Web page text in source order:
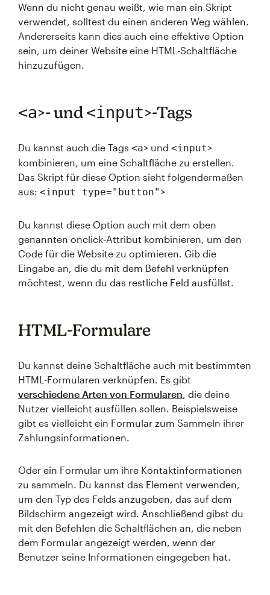
Wenn du nicht genau weißt, wie man ein Skript
verwendet, solltest du einen anderen Weg wählen.
Andererseits kann dies auch eine effektive Option
sein, um deiner Website eine HTML-Schaltfläche
hinzuzufügen.
<a>- und<input>-Tags
Du kannst auch die Tags <a> und <input>
kombinieren, um eine Schaltfläche zu erstellen.
Das Skript für diese Option sieht folgendermaßen
aus: <input type="button" >
Du kannst diese Option auch mit dem oben
genannten onclick-Attribut kombinieren, um den
Code für die Website zu optimieren. Gib die
Eingabe an, die du mit dem Befehl verknüpfen
möchtest, wenn du das restliche Feld ausfüllst.
HTML-Formulare
Du kannst deine Schaltfläche auch mit bestimmten
HTML-Formularen verknüpfen. Es gibt
verschiedene Arten von Formularen, die deine
Nutzer vielleicht ausfüllen sollen. Beispielsweise
gibt es vielleicht ein Formular zum Sammeln ihrer
Zahlungsinformationen.
Oder ein Formular um ihre Kontaktinformationen
zu sammeln. Du kannst das Element verwenden,
um den Typ des Felds anzugeben, das auf dem
Bildschirm angezeigt wird. Anschließend gibst du
mit den Befehlen die Schaltflächen an, die neben
dem Formular angezeigt werden, wenn der
Benutzer seine Informationen eingegeben hat.